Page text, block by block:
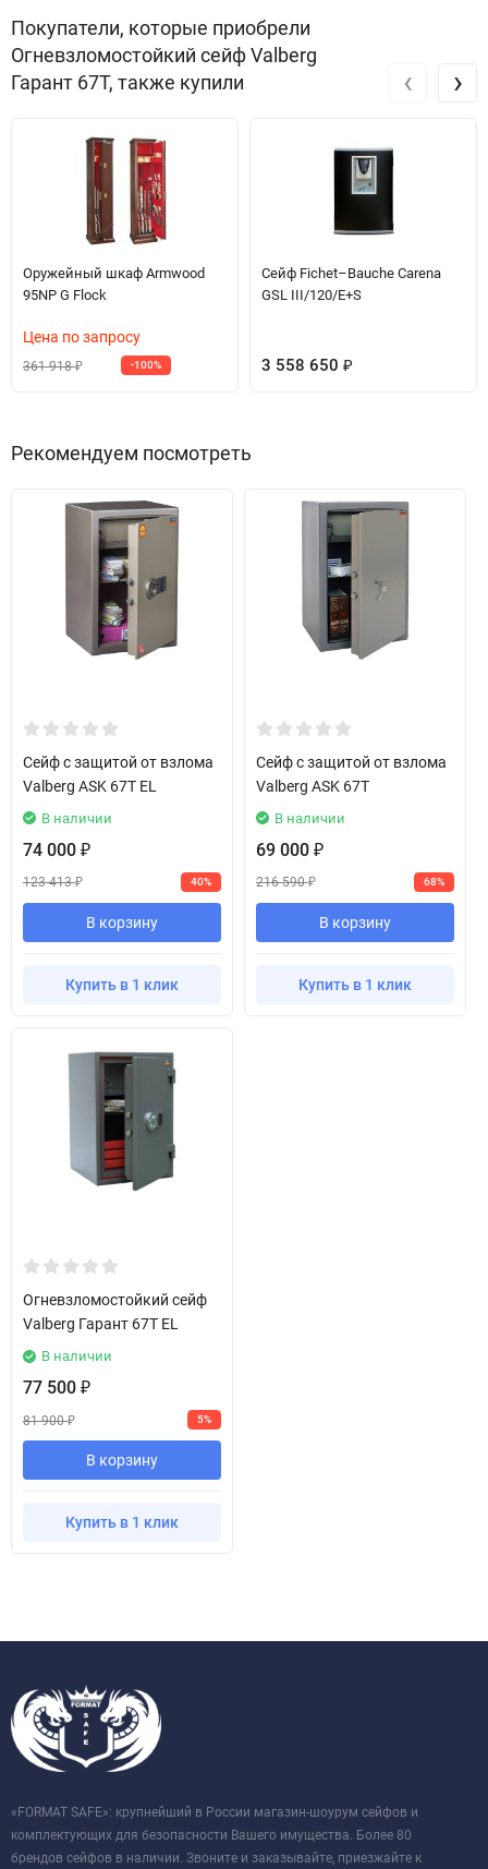
Звоните по телефону +7 495 220 33 01
Покупатели, которые приобрели
Огневзломостойкий сейф Valberg
Гарант 67T, также купили
Оружейный шкаф Armwood
95NP G Flock
Цена по запросу
361 918₽ -100%
Сейф Fichet–Bauche Carena
GSL III/120/E+S
3 558 650 ₽
‹ ›
Рекомендуем посмотреть
Сейф с защитой от взлома
Valberg ASK 67T EL
В наличии
74 000 ₽
123 413₽ 40%
В корзину
Купить в 1 клик
Сейф с защитой от взлома
Valberg ASK 67T
В наличии
69 000 ₽
216 590₽ 68%
В корзину
Купить в 1 клик
Огневзломостойкий сейф
Valberg Гарант 67T EL
В наличии
77 500 ₽
81 900₽ 5%
В корзину
Купить в 1 клик
«FORMAT SAFE»: крупнейший в России магазин-шоурум сейфов и
комплектующих для безопасности Вашего имущества. Более 80
брендов сейфов в наличии. Звоните и заказывайте, приезжайте к